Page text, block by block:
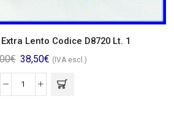
Lento Codice D8720 Lt. 1
€ 38,50€ (IVA escl.)